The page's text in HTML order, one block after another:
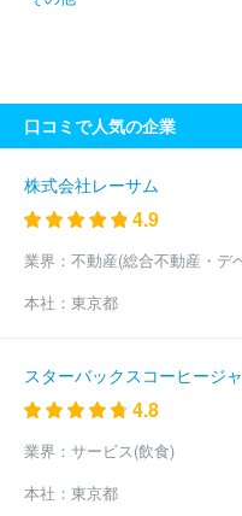
ツ
株式会社メディアクリエ
ダーウィンズ
ソフトバンク
会社レジデンシャルインター
株式会社ＫＤＤＩウェブコミ
デジタルゲイト株式会社
社ジーエーピー
株式会社ベ
ＫＤＤＩ株式会社
株式会
ベイシス株式会社
ローブ株式会社
株式会社ビ
ＧＭＯペパボ株式会社
株
ズ株式会社
株式会社イージ
アルテリア・ネットワークス
通信株式会社
口コミで人気の企業
株式会社レーサム
4.9
業界： 不動産(総合不動産・デ
本社： 東京都
スターバックスコーヒージ
4.8
業界： サービス(飲食)
本社： 東京都